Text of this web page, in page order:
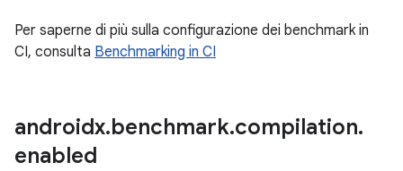
Per saperne di più sulla configurazione dei benchmark in
CI, consulta Benchmarking in CI
androidx.benchmark.compilation.
enabled